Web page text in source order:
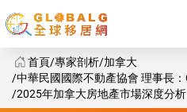
首頁 專家剖析 加拿大
中華民國國際不動產協會 理事長
2025年加拿大房地產市場深度分